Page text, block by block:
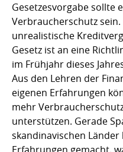
Gesetzesvorgabe sollte
Verbraucherschutz
unrealistische
Gesetz ist an eine
im Frühjahr dieses
Aus den Lehren der
eigenen Erfahrungen
mehr
unterstützen. Gerade
skandinavischen